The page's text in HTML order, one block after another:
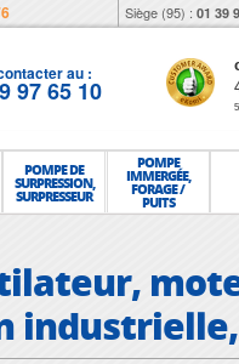
Siège (95) : 01 39
au :
97 65 10
POMPE DE
SURPRESSION,
SURPRESSEUR
POMPE
IMMERGÉE,
FORAGE /
PUITS